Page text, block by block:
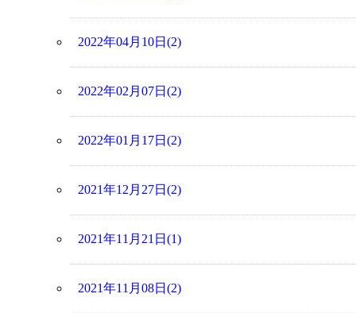
2022年04月10日(2)
2022年02月07日(2)
2022年01月17日(2)
2021年12月27日(2)
2021年11月21日(1)
2021年11月08日(2)